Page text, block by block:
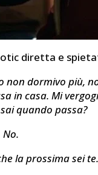
diretta e
non dormivo più,
in casa. Mi
quando passa?
No.
la prossima sei te.